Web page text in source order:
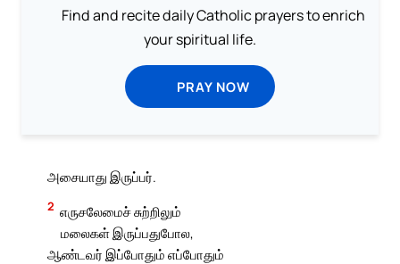
Find and recite daily Catholic prayers to enrich
your spiritual life.
PRAY NOW
அசையாது இருப்பர்.
2 எருசலேமைச் சுற்றிலும்
மலைகள் இருப்பதுபோல,
ஆண்டவர் இப்போதும் எப்போதும்